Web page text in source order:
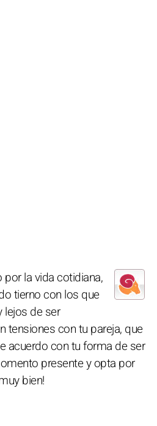
la vida cotidiana,
tierno con los que
lejos de ser
tensiones con tu pareja, que
acuerdo con tu forma de ser
presente y opta por
bien!